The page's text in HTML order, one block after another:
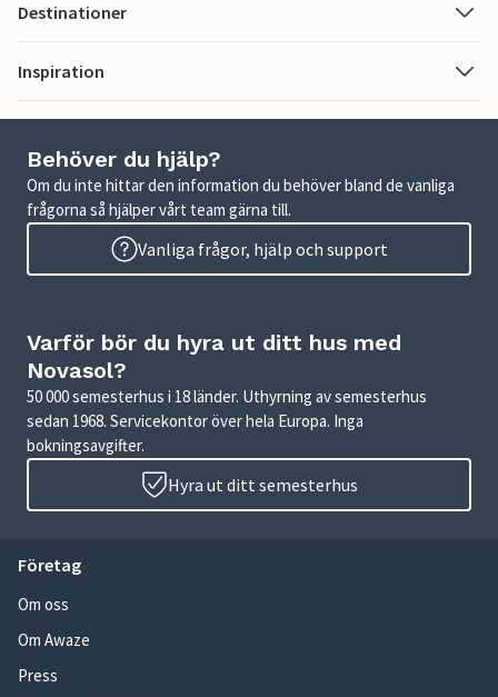
Destinationer
Inspiration
Behöver du hjälp?
Om du inte hittar den information du behöver bland de vanliga
frågorna så hjälper vårt team gärna till.
Vanliga frågor, hjälp och support
Varför bör du hyra ut ditt hus med
Novasol?
50 000 semesterhus i 18 länder. Uthyrning av semesterhus
sedan 1968. Servicekontor över hela Europa. Inga
bokningsavgifter.
Hyra ut ditt semesterhus
Företag
Om oss
Om Awaze
Press